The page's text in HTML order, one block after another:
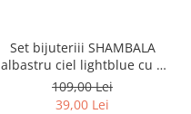
Set bijuteriii SHAMBALA
albastru ciel lightblue cu 2
perechi de cercei cu cristale
109,00 Lei
39,00 Lei